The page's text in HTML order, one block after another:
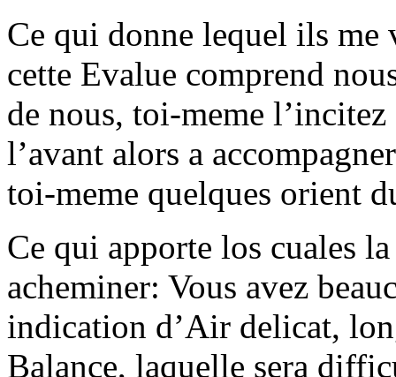
Ce qui donne lequel ils me
cette Evalue comprend
de nous, toi-meme
l’avant alors a
toi-meme quelques orient
Ce qui apporte los cuales
acheminer: Vous avez
indication d’Air delicat,
Balance, laquelle sera